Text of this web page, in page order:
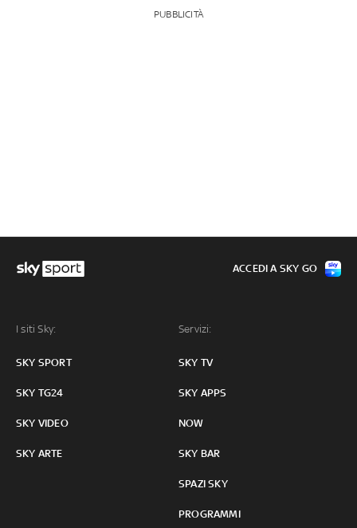
PUBBLICITÀ
I siti Sky:
SKY SPORT
SKY TG24
SKY VIDEO
SKY ARTE
Servizi:
SKY TV
SKY APPS
NOW
SKY BAR
SPAZI SKY
PROGRAMMI
ACCEDI A SKY GO